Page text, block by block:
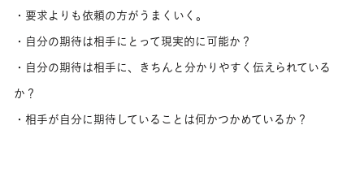
・要求よりも依頼の方がうまくいく。
・自分の期待は相手にとって現実的に可能か？
・自分の期待は相手に、きちんと分かりやすく伝えられている
か？
・相手が自分に期待していることは何かつかめているか？